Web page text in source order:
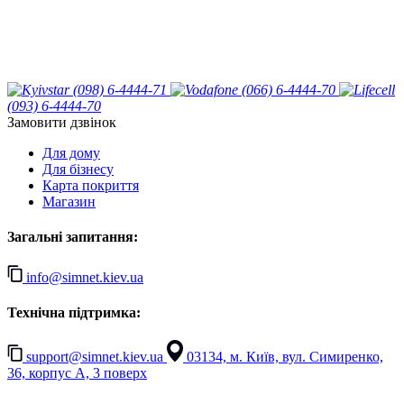
(098) 6-4444-71
(066) 6-4444-70
(093) 6-4444-70
Замовити дзвінок
Для дому
Для бізнесу
Карта покриття
Магазин
Загальні запитання:
info@simnet.kiev.ua
Технічна підтримка:
support@simnet.kiev.ua
03134, м. Київ, вул. Симиренко,
36, корпус А, 3 поверх